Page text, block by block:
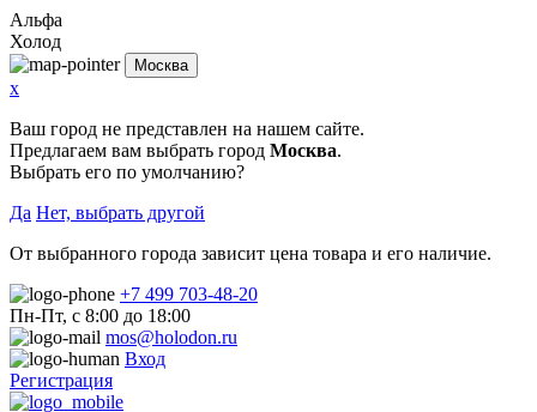
Альфа
Холод
Москва
x
Ваш город не представлен на нашем сайте.
Предлагаем вам выбрать город Москва.
Выбрать его по умолчанию?
Да Нет, выбрать другой
От выбранного города зависит цена товара и его наличие.
+7 499 703-48-20
Пн-Пт, с 8:00 до 18:00
mos@holodon.ru
Вход
Регистрация